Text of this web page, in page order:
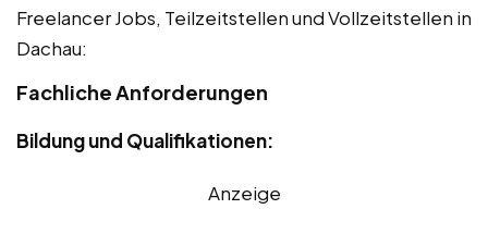
Freelancer Jobs, Teilzeitstellen und Vollzeitstellen in
Dachau:
Fachliche Anforderungen
Bildung und Qualifikationen:
Anzeige